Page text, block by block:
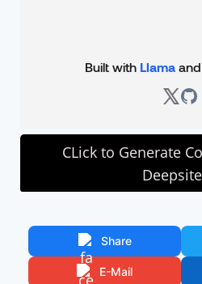
CLick to Generate
Share
E-Mail